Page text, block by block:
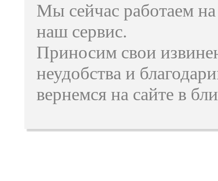
Мы сейчас работаем
наш сервис.
Приносим свои
неудобства и
вернемся на сайте в